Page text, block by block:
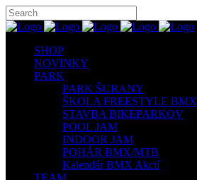
SHOP
NOVINKY
PARK
PARK ŠURANY
ŠKOLA FREESTYLE BMX
STAVBA BIKEPARKOV
POOL JAM
INDOOR JAM
POHÁR BMX/MTB
Kalendár BMX Akcií
TEAM